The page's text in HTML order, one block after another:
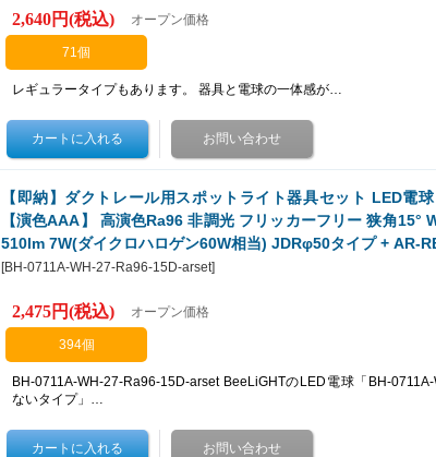
2,640円(税込) オープン価格
71個
レギュラータイプもあります。 器具と電球の一体感が…
【即納】ダクトレール用スポットライト器具セット LED電
【演色AAA】 高演色Ra96 非調光 フリッカーフリー 狭角15°
510lm 7W(ダイクロハロゲン60W相当) JDRφ50タイプ + AR-
[BH-0711A-WH-27-Ra96-15D-arset]
2,475円(税込) オープン価格
394個
BH-0711A-WH-27-Ra96-15D-arset BeeLiGHTのLED電球「BH-
ないタイプ」…